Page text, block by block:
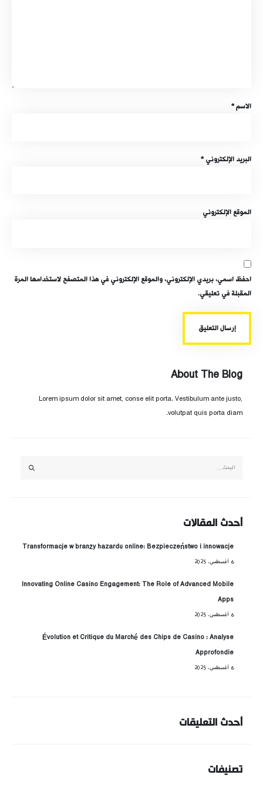
الاسم*
البريد الإلكتروني*
الموقع الإلكتروني
احفظ اسمي، بريدي الإلكتروني، والموقع الإلكتروني في هذا المتصفح لاستخدامها المرة
المقبلة في تعليقي.
About The Blog
Lorem ipsum dolor sit amet, conse elit porta. Vestibulum ante justo,
volutpat quis porta diam.
أحدث المقالات
Transformacje w branży hazardu online: Bezpieczeństwo i innowacje
6 أغسطس، 2025
Innovating Online Casino Engagement: The Role of Advanced Mobile
Apps
6 أغسطس، 2025
Évolution et Critique du Marché des Chips de Casino : Analyse
Approfondie
6 أغسطس، 2025
أحدث التعليقات
تصنيفات